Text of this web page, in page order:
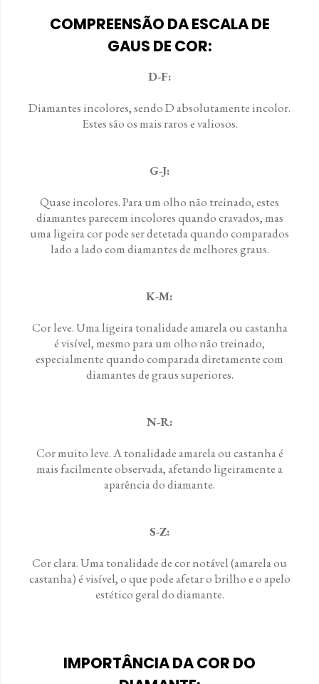
COMPREENSÃO DA ESCALA DE
GAUS DE COR:
D-F:
Diamantes incolores, sendo D absolutamente incolor.
Estes são os mais raros e valiosos.
G-J:
Quase incolores. Para um olho não treinado, estes
diamantes parecem incolores quando cravados, mas
uma ligeira cor pode ser detetada quando comparados
lado a lado com diamantes de melhores graus.
K-M:
Cor leve. Uma ligeira tonalidade amarela ou castanha
é visível, mesmo para um olho não treinado,
especialmente quando comparada diretamente com
diamantes de graus superiores.
N-R:
Cor muito leve. A tonalidade amarela ou castanha é
mais facilmente observada, afetando ligeiramente a
aparência do diamante.
S-Z:
Cor clara. Uma tonalidade de cor notável (amarela ou
castanha) é visível, o que pode afetar o brilho e o apelo
estético geral do diamante.
IMPORTÂNCIA DA COR DO